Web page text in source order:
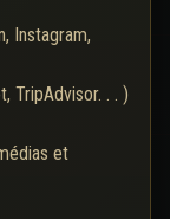
Instagram,
TripAdvisor. . . )
et